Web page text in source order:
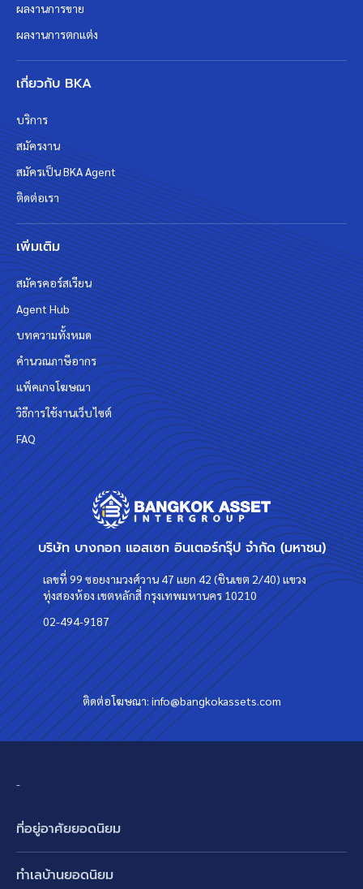
บริษัท บางกอก แอสเซท อินเตอร์กรุ๊ป จำกัด (มหาชน)
เลขที่ 99 ซอยงามวงศ์วาน 47 แยก 42 (ชินเขต 2/40) แขวง
ทุ่งสองห้อง เขตหลักสี่ กรุงเทพมหานคร 10210
02-494-9187
ติดต่อโฆษณา:info@bangkokassets.com
ผลงานการขาย
ผลงานการตกแต่ง
เกี่ยวกับ BKA
บริการ
สมัครงาน
สมัครเป็น BKA Agent
ติดต่อเรา
เพิ่มเติม
สมัครคอร์สเรียน
Agent Hub
บทความทั้งหมด
คำนวณภาษีอากร
แพ็คเกจโฆษณา
วิธีการใช้งานเว็บไซต์
FAQ
-
ที่อยู่อาศัยยอดนิยม
ทำเลบ้านยอดนิยม